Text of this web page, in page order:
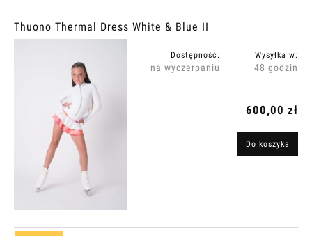
Thuono Thermal Dress White & Blue II
Dostępność:
na wyczerpaniu
Wysyłka w:
48 godzin
600,00 zł
Do koszyka